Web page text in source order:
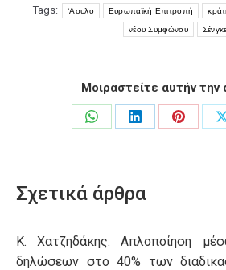
Tags:
‘Ασυλο Ευρωπαϊκή Επιτροπή
νέου Συμφώνου
Μοιραστείτε αυτήν την
Share
Share
Share
Σχετικά άρθρα
Κ. Χατζηδάκης: Aπλοποίηση
δηλώσεων στο 40% των